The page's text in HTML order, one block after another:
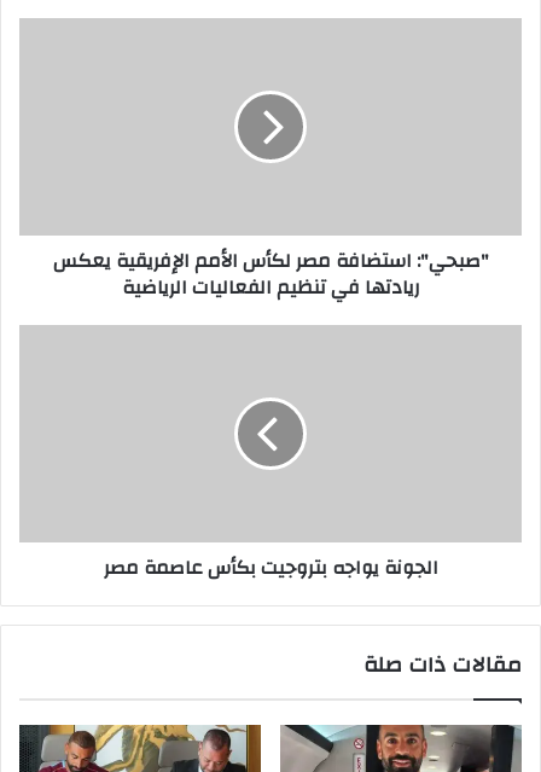
"صبحي": استضافة مصر لكأس الأمم الإفريقية يعكس
ريادتها في تنظيم الفعاليات الرياضية
الجونة يواجه بتروجيت بكأس عاصمة مصر
مقالات ذات صلة